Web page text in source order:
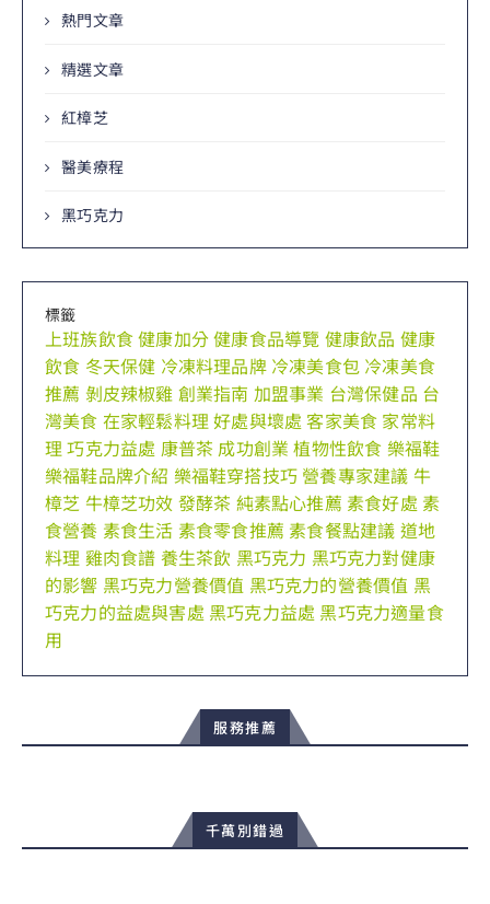
熱門文章
精選文章
紅樟芝
醫美療程
黑巧克力
標籤
上班族飲食健康加分健康食品導覽 健康飲品 健康
飲食 冬天保健 冷凍料理品牌 冷凍美食包 冷凍美食
推薦 剝皮辣椒雞 創業指南 加盟事業 台灣保健品 台
灣美食 在家輕鬆料理好處與壞處 客家美食 家常料
理巧克力益處 康普茶 成功創業 植物性飲食 樂福鞋
樂福鞋品牌介紹 樂福鞋穿搭技巧 營養專家建議 牛
樟芝 牛樟芝功效 發酵茶 純素點心推薦 素食好處 素
食營養 素食生活 素食零食推薦 素食餐點建議 道地
料理 雞肉食譜 養生茶飲 黑巧克力 黑巧克力對健康
的影響 黑巧克力營養價值 黑巧克力的營養價值 黑
巧克力的益處與害處 黑巧克力益處 黑巧克力適量食
用
服務推薦
千萬別錯過